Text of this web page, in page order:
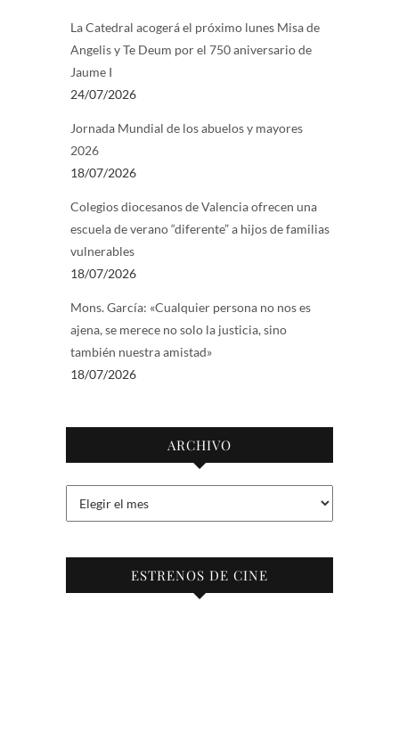
La Catedral acogerá el próximo lunes Misa de
Angelis y Te Deum por el 750 aniversario de
Jaume I
24/07/2026
Jornada Mundial de los abuelos y mayores
2026
18/07/2026
Colegios diocesanos de Valencia ofrecen una
escuela de verano “diferente” a hijos de familias
vulnerables
18/07/2026
Mons. García: «Cualquier persona no nos es
ajena, se merece no solo la justicia, sino
también nuestra amistad»
18/07/2026
ARCHIVO
ESTRENOS DE CINE